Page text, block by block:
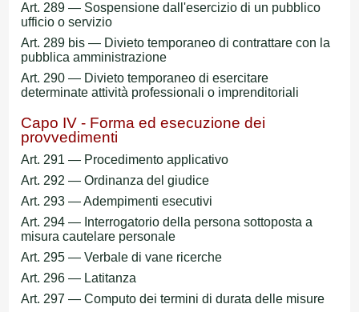
Art. 289 — Sospensione dall'esercizio di un pubblico
ufficio o servizio
Art. 289 bis — Divieto temporaneo di contrattare con la
pubblica amministrazione
Art. 290 — Divieto temporaneo di esercitare
determinate attività professionali o imprenditoriali
Capo IV - Forma ed esecuzione dei
provvedimenti
Art. 291 — Procedimento applicativo
Art. 292 — Ordinanza del giudice
Art. 293 — Adempimenti esecutivi
Art. 294 — Interrogatorio della persona sottoposta a
misura cautelare personale
Art. 295 — Verbale di vane ricerche
Art. 296 — Latitanza
Art. 297 — Computo dei termini di durata delle misure